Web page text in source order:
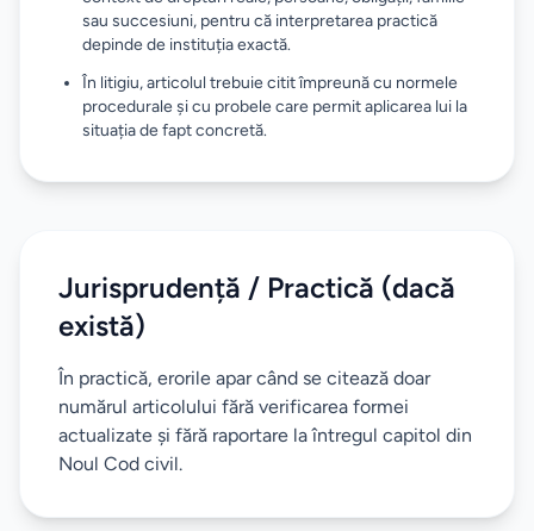
sau succesiuni, pentru că interpretarea practică
depinde de instituția exactă.
În litigiu, articolul trebuie citit împreună cu normele
procedurale și cu probele care permit aplicarea lui la
situația de fapt concretă.
Jurisprudență / Practică (dacă
există)
În practică, erorile apar când se citează doar
numărul articolului fără verificarea formei
actualizate și fără raportare la întregul capitol din
Noul Cod civil.